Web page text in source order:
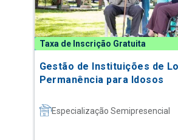
Taxa de Inscrição Gratuita
Gestão de Instituições de
Permanência para Idosos
Especialização Semipresencial